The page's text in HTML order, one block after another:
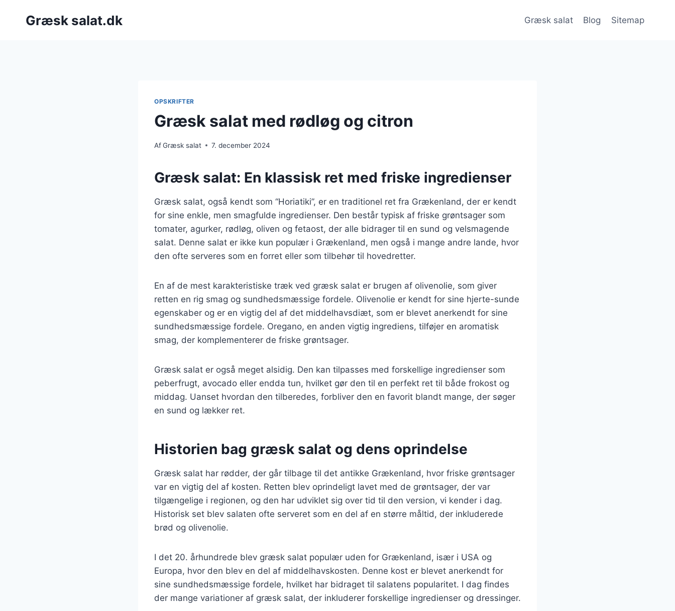
Græsk salat.dk Græsk salat Blog Sitemap
OPSKRIFTER
Græsk salat med rødløg og citron
AfGræsk salat 7. december 2024
Græsk salat: En klassisk ret med friske ingredienser
Græsk salat, også kendt som “Horiatiki”, er en traditionel ret fra Grækenland, der er kendt
for sine enkle, men smagfulde ingredienser. Den består typisk af friske grøntsager som
tomater, agurker, rødløg, oliven og fetaost, der alle bidrager til en sund og velsmagende
salat. Denne salat er ikke kun populær i Grækenland, men også i mange andre lande, hvor
den ofte serveres som en forret eller som tilbehør til hovedretter.
En af de mest karakteristiske træk ved græsk salat er brugen af olivenolie, som giver
retten en rig smag og sundhedsmæssige fordele. Olivenolie er kendt for sine hjerte-sunde
egenskaber og er en vigtig del af det middelhavsdiæt, som er blevet anerkendt for sine
sundhedsmæssige fordele. Oregano, en anden vigtig ingrediens, tilføjer en aromatisk
smag, der komplementerer de friske grøntsager.
Græsk salat er også meget alsidig. Den kan tilpasses med forskellige ingredienser som
peberfrugt, avocado eller endda tun, hvilket gør den til en perfekt ret til både frokost og
middag. Uanset hvordan den tilberedes, forbliver den en favorit blandt mange, der søger
en sund og lækker ret.
Historien bag græsk salat og dens oprindelse
Græsk salat har rødder, der går tilbage til det antikke Grækenland, hvor friske grøntsager
var en vigtig del af kosten. Retten blev oprindeligt lavet med de grøntsager, der var
tilgængelige i regionen, og den har udviklet sig over tid til den version, vi kender i dag.
Historisk set blev salaten ofte serveret som en del af en større måltid, der inkluderede
brød og olivenolie.
I det 20. århundrede blev græsk salat populær uden for Grækenland, især i USA og
Europa, hvor den blev en del af middelhavskosten. Denne kost er blevet anerkendt for
sine sundhedsmæssige fordele, hvilket har bidraget til salatens popularitet. I dag findes
der mange variationer af græsk salat, der inkluderer forskellige ingredienser og dressinger.